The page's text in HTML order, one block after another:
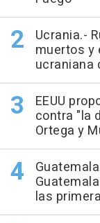
Ucrania.-
muertos y
ucraniana
EEUU
contra "la
Ortega y
las